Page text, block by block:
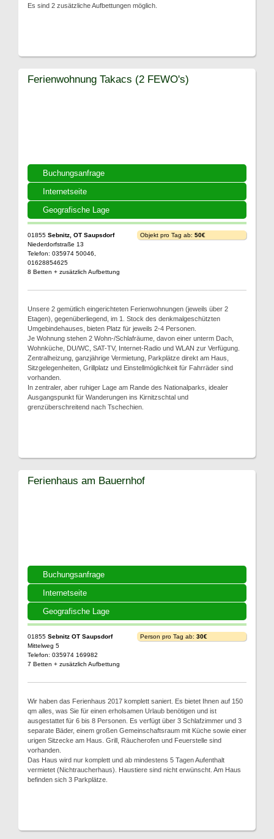
Es sind 2 zusätzliche Aufbettungen möglich.
Buchungsanfrage
Internetseite
Geografische Lage
Ferienwohnung Takacs (2 FEWO's)
01855 Sebnitz, OT Saupsdorf
Niederdorfstraße 13
Telefon: 035974 50046,
01628854625
8 Betten + zusätzlich Aufbettung
Objekt pro Tag ab: 50€
Unsere 2 gemütlich eingerichteten Ferienwohnungen (jeweils über 2
Etagen), gegenüberliegend, im 1. Stock des denkmalgeschützten
Umgebindehauses, bieten Platz für jeweils 2-4 Personen.
Je Wohnung stehen 2 Wohn-/Schlafräume, davon einer unterm Dach,
Wohnküche, DU/WC, SAT-TV, Internet-Radio und WLAN zur Verfügung.
Zentralheizung, ganzjährige Vermietung, Parkplätze direkt am Haus,
Sitzgelegenheiten, Grillplatz und Einstellmöglichkeit für Fahrräder sind
vorhanden.
In zentraler, aber ruhiger Lage am Rande des Nationalparks, idealer
Ausgangspunkt für Wanderungen ins Kirnitzschtal und
grenzüberschreitend nach Tschechien.
Buchungsanfrage
Internetseite
Geografische Lage
Ferienhaus am Bauernhof
01855 Sebnitz OT Saupsdorf
Mittelweg 5
Telefon: 035974 169982
7 Betten + zusätzlich Aufbettung
Person pro Tag ab: 30€
Wir haben das Ferienhaus 2017 komplett saniert. Es bietet Ihnen auf 150
qm alles, was Sie für einen erholsamen Urlaub benötigen und ist
ausgestattet für 6 bis 8 Personen. Es verfügt über 3 Schlafzimmer und 3
separate Bäder, einem großen Gemeinschaftsraum mit Küche sowie einer
urigen Sitzecke am Haus. Grill, Räucherofen und Feuerstelle sind
vorhanden.
Das Haus wird nur komplett und ab mindestens 5 Tagen Aufenthalt
vermietet (Nichtraucherhaus). Haustiere sind nicht erwünscht. Am Haus
befinden sich 3 Parkplätze.